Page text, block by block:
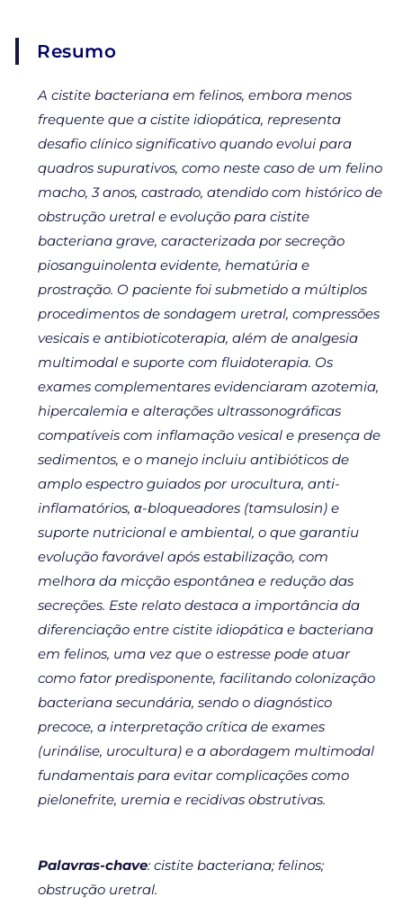
Resumo
A cistite bacteriana em felinos, embora menos
frequente que a cistite idiopática, representa
desafio clínico significativo quando evolui para
quadros supurativos, como neste caso de um felino
macho, 3 anos, castrado, atendido com histórico de
obstrução uretral e evolução para cistite
bacteriana grave, caracterizada por secreção
piosanguinolenta evidente, hematúria e
prostração. O paciente foi submetido a múltiplos
procedimentos de sondagem uretral, compressões
vesicais e antibioticoterapia, além de analgesia
multimodal e suporte com fluidoterapia. Os
exames complementares evidenciaram azotemia,
hipercalemia e alterações ultrassonográficas
compatíveis com inflamação vesical e presença de
sedimentos, e o manejo incluiu antibióticos de
amplo espectro guiados por urocultura, anti-
inflamatórios, α-bloqueadores (tamsulosin) e
suporte nutricional e ambiental, o que garantiu
evolução favorável após estabilização, com
melhora da micção espontânea e redução das
secreções. Este relato destaca a importância da
diferenciação entre cistite idiopática e bacteriana
em felinos, uma vez que o estresse pode atuar
como fator predisponente, facilitando colonização
bacteriana secundária, sendo o diagnóstico
precoce, a interpretação crítica de exames
(urinálise, urocultura) e a abordagem multimodal
fundamentais para evitar complicações como
pielonefrite, uremia e recidivas obstrutivas.
Palavras-chave: cistite bacteriana; felinos;
obstrução uretral.